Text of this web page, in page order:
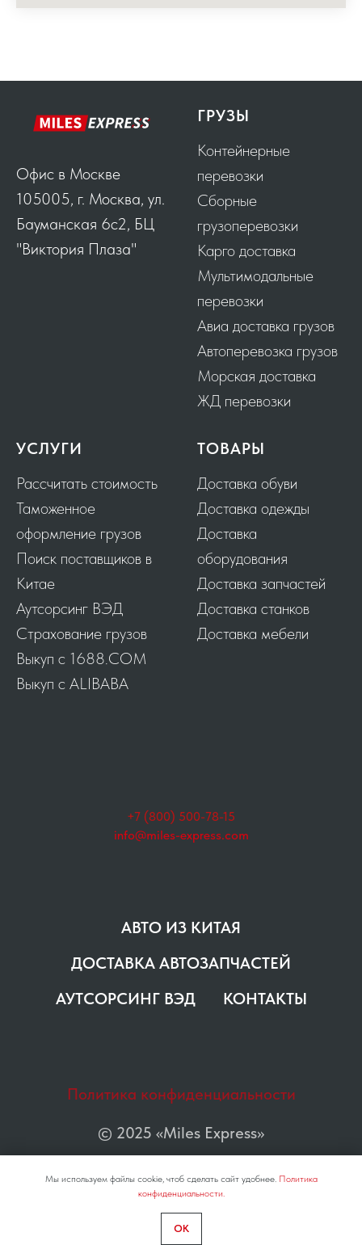
Офис в Москве
105005, г. Москва, ул.
Бауманская 6с2, БЦ
"Виктория Плаза"
ГРУЗЫ
Контейнерные
перевозки
Сборные
грузоперевозки
Карго доставка
Мультимодальные
перевозки
Авиа доставка грузов
Автоперевозка грузов
Морская доставка
ЖД перевозки
УСЛУГИ
Рассчитать стоимость
Таможенное
оформление грузов
Поиск поставщиков в
Китае
Аутсорсинг ВЭД
Страхование грузов
Выкуп с 1688.COM
Выкуп с ALIBABA
ТОВАРЫ
Доставка обуви
Доставка одежды
Доставка
оборудования
Доставка запчастей
Доставка станков
Доставка мебели
+7 (800) 500-78-15
info@miles-express.com
АВТО ИЗ КИТАЯ
ДОСТАВКА АВТОЗАПЧАСТЕЙ
АУТСОРСИНГ ВЭД
КОНТАКТЫ
Политика конфиденциальности
© 2025 «Miles Express»
Мы используем файлы cookie, чтоб сделать сайт удобнее. Политика
конфиденциальности.
OK